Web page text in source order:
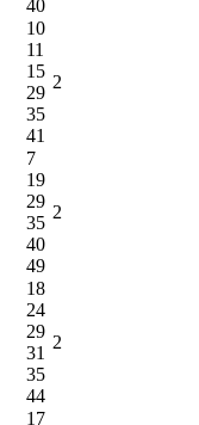
40
10
11
15
29
35
41
2
7
19
29
35
40
49
2
18
24
29
31
35
44
2
17